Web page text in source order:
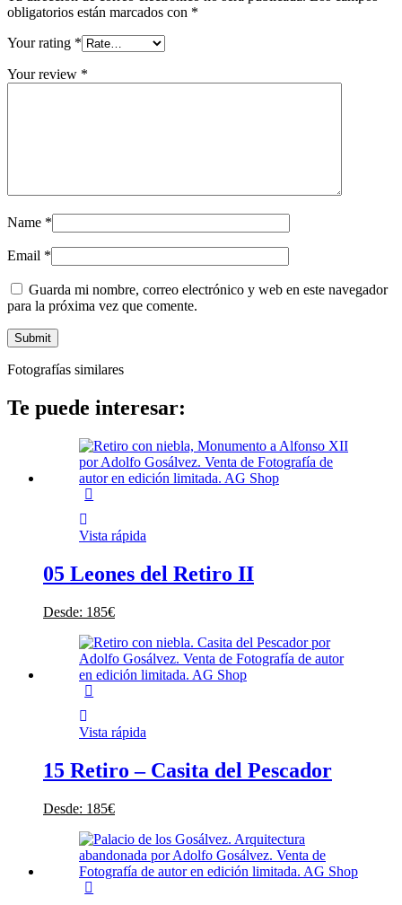
obligatorios están marcados con *
Your rating *
Your review *
Name *
Email *
Guarda mi nombre, correo electrónico y web en este navegador
para la próxima vez que comente.
Fotografías similares
Te puede interesar:
Vista rápida
05 Leones del Retiro II
Desde: 185€
Vista rápida
15 Retiro – Casita del Pescador
Desde: 185€